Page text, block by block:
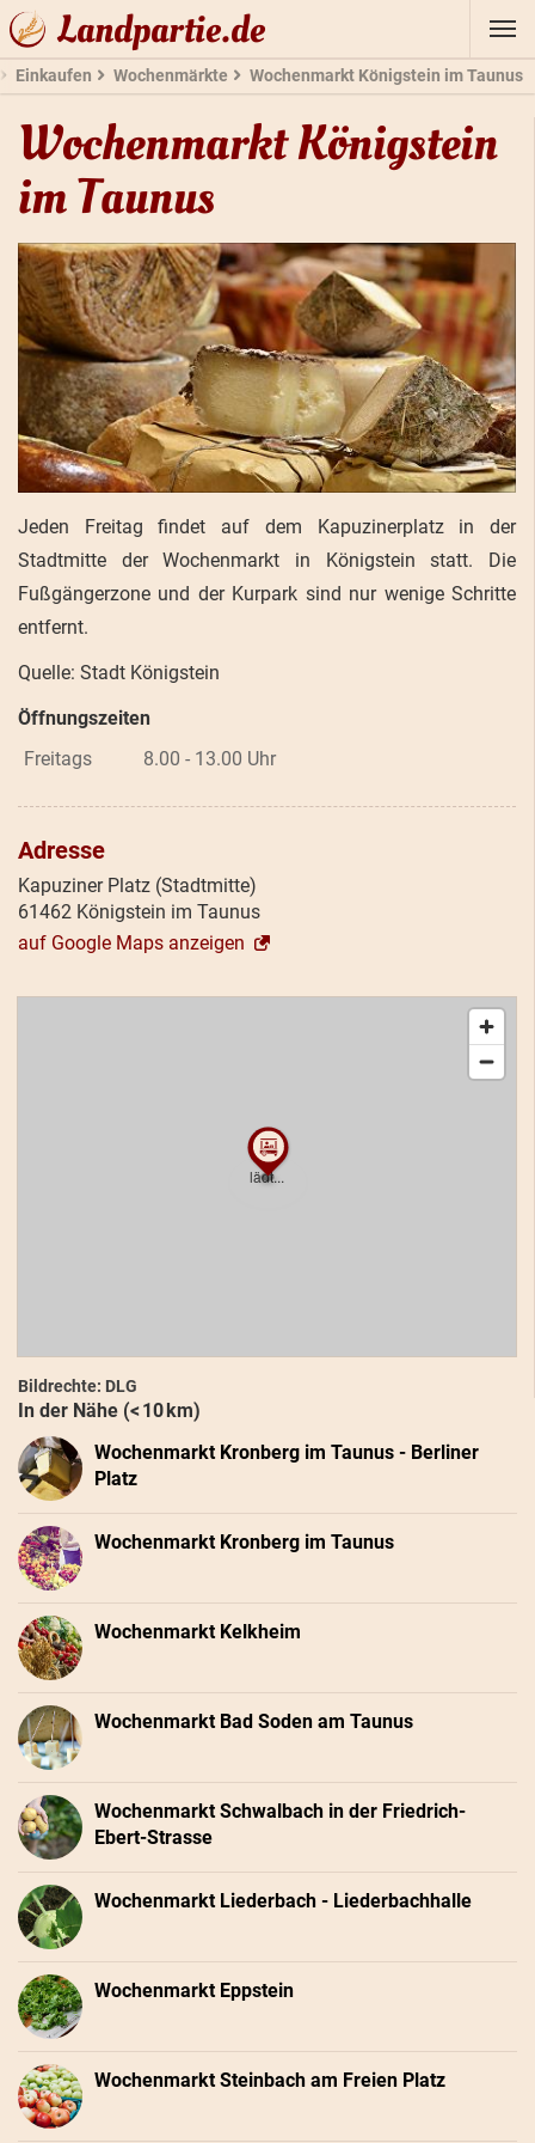
Landpartie.de
Einkaufen Wochenmärkte Wochenmarkt Königstein im Taunus
Wochenmarkt Königstein
im Taunus
Jeden Freitag findet auf dem Kapuzinerplatz in der
Stadtmitte der Wochenmarkt in Königstein statt. Die
Fußgängerzone und der Kurpark sind nur wenige Schritte
entfernt.
Quelle: Stadt Königstein
Öffnungszeiten
Freitags
8.00 - 13.00 Uhr
Adresse
Kapuziner Platz (Stadtmitte)
61462 Königstein im Taunus
auf Google Maps anzeigen
Bildrechte: DLG
In der Nähe (< 10 km)
Wochenmarkt Kronberg im Taunus - Berliner
Platz
Wochenmarkt Kronberg im Taunus
Wochenmarkt Kelkheim
Wochenmarkt Bad Soden am Taunus
Wochenmarkt Schwalbach in der Friedrich-
Ebert-Strasse
Wochenmarkt Liederbach - Liederbachhalle
Wochenmarkt Eppstein
Wochenmarkt Steinbach am Freien Platz